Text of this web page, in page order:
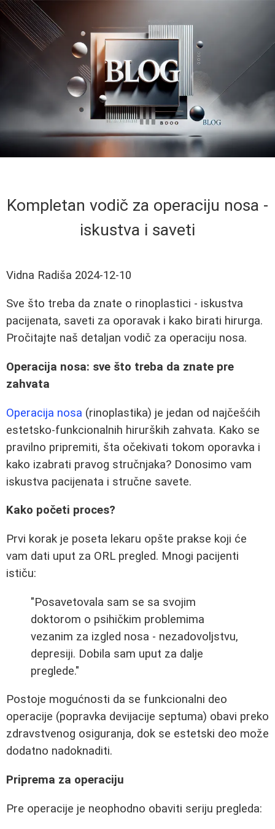
Kompletan vodič za operaciju nosa -
iskustva i saveti
Vidna Radiša 2024-12-10
Sve što treba da znate o rinoplastici - iskustva
pacijenata, saveti za oporavak i kako birati hirurga.
Pročitajte naš detaljan vodič za operaciju nosa.
Operacija nosa: sve što treba da znate pre
zahvata
Operacija nosa (rinoplastika) je jedan od najčešćih
estetsko-funkcionalnih hirurških zahvata. Kako se
pravilno pripremiti, šta očekivati tokom oporavka i
kako izabrati pravog stručnjaka? Donosimo vam
iskustva pacijenata i stručne savete.
Kako početi proces?
Prvi korak je poseta lekaru opšte prakse koji će
vam dati uput za ORL pregled. Mnogi pacijenti
ističu:
"Posavetovala sam se sa svojim
doktorom o psihičkim problemima
vezanim za izgled nosa - nezadovoljstvu,
depresiji. Dobila sam uput za dalje
preglede."
Postoje mogućnosti da se funkcionalni deo
operacije (popravka devijacije septuma) obavi preko
zdravstvenog osiguranja, dok se estetski deo može
dodatno nadoknaditi.
Priprema za operaciju
Pre operacije je neophodno obaviti seriju pregleda: